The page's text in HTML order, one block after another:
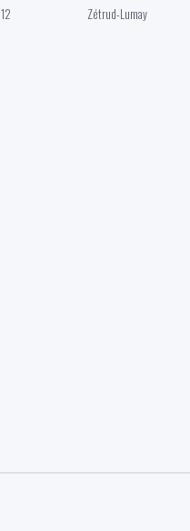
12
Zétrud-Lumay